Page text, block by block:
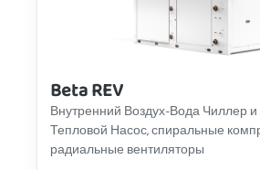
Beta REV
Внутренний Воздух-Вода Чиллер
Тепловой Насос, спиральные
радиальные вентиляторы